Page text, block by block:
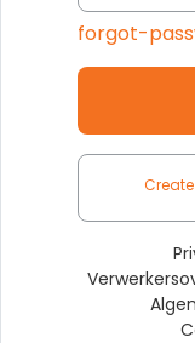
forgot-